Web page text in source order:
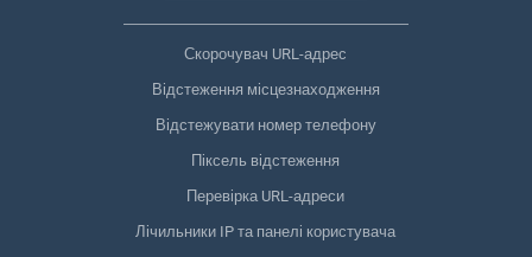
Скорочувач URL-адрес
Відстеження місцезнаходження
Відстежувати номер телефону
Піксель відстеження
Перевірка URL-адреси
Лічильники IP та панелі користувача